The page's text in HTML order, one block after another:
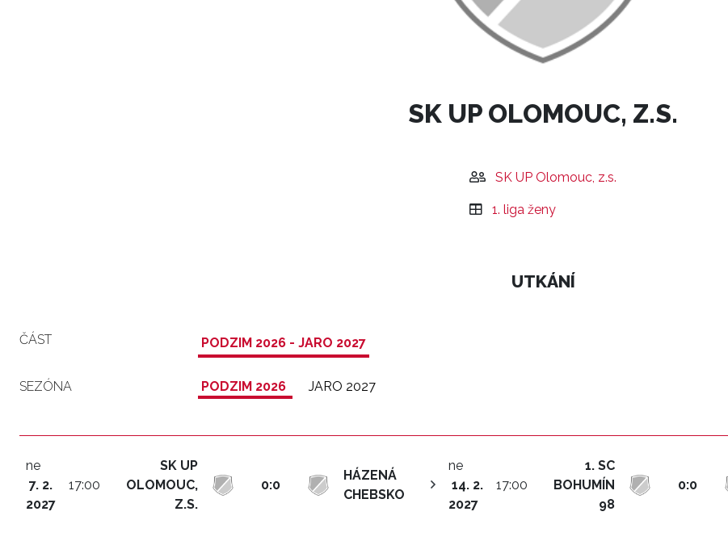
SK UP OLOMOUC, Z.S.
SK UP Olomouc, z.s.
1. liga ženy
UTKÁNÍ
ČÁST PODZIM 2026 - JARO 2027
SEZÓNA PODZIM 2026 JARO 2027
ne
7. 2.
2027
17:00
SK UP
OLOMOUC,
Z.S.
0:0
HÁZENÁ
CHEBSKO
ne
14. 2.
2027
17:00
1. SC
BOHUMÍN
98
0:0